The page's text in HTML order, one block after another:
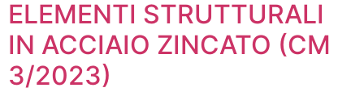
ELEMENTI STRUTTURALI
IN ACCIAIO ZINCATO (CM
3/2023)